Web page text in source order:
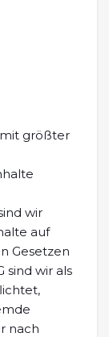
größter
wir
auf
Gesetzen
sind wir als
nach